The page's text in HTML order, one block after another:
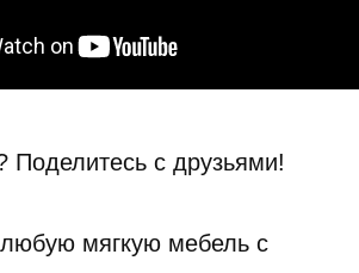
Поделитесь с друзьями!